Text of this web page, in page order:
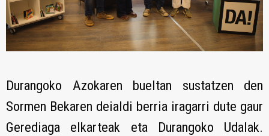
Durangoko Azokaren bueltan sustatzen den
Sormen Bekaren deialdi berria iragarri dute gaur
Gerediaga elkarteak eta Durangoko Udalak.